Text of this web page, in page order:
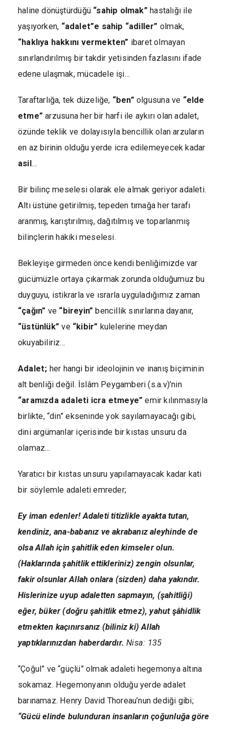
haline dönüştürdüğü “sahip olmak” hastalığı ile
yaşıyorken, “adalet”e sahip “adiller” olmak,
“haklıya hakkını vermekten” ibaret olmayan
sınırlandırılmış bir takdir yetisinden fazlasını ifade
edene ulaşmak, mücadele işi…
Taraftarlığa, tek düzeliğe, “ben” olgusuna ve “elde
etme” arzusuna her bir harfi ile aykırı olan adalet,
özünde teklik ve dolayısıyla bencillik olan arzuların
en az birinin olduğu yerde icra edilemeyecek kadar
asil…
Bir bilinç meselesi olarak ele almak geriyor adaleti.
Altı üstüne getirilmiş, tepeden tırnağa her tarafı
aranmış, karıştırılmış, dağıtılmış ve toparlanmış
bilinçlerin hakiki meselesi.
Bekleyişe girmeden önce kendi benliğimizde var
gücümüzle ortaya çıkarmak zorunda olduğumuz bu
duyguyu, istikrarla ve ısrarla uyguladığımız zaman
“çağın” ve “bireyin” bencillik sınırlarına dayanır,
“üstünlük” ve “kibir” kulelerine meydan
okuyabiliriz…
Adalet; her hangi bir ideolojinin ve inanış biçiminin
alt benliği değil. İslâm Peygamberi (s.a.v)’nin
“aramızda adaleti icra etmeye” emir kılınmasıyla
birlikte, “din” ekseninde yok sayılamayacağı gibi,
dini argümanlar içerisinde bir kıstas unsuru da
olamaz…
Yaratıcı bir kıstas unsuru yapılamayacak kadar kati
bir söylemle adaleti emreder;
Ey iman edenler! Adaleti titizlikle ayakta tutan,
kendiniz, ana-babanız ve akrabanız aleyhinde de
olsa Allah için şahitlik eden kimseler olun.
(Haklarında şahitlik ettikleriniz) zengin olsunlar,
fakir olsunlar Allah onlara (sizden) daha yakındır.
Hislerinize uyup adaletten sapmayın, (şahitliği)
eğer, büker (doğru şahitlik etmez), yahut şâhidlik
etmekten kaçınırsanız (biliniz ki) Allah
yaptıklarınızdan haberdardır. Nisa: 135
“Çoğul” ve “güçlü” olmak adaleti hegemonya altına
sokamaz. Hegemonyanın olduğu yerde adalet
barınamaz. Henry David Thoreau’nun dediği gibi;
“Gücü elinde bulunduran insanların çoğunluğa göre